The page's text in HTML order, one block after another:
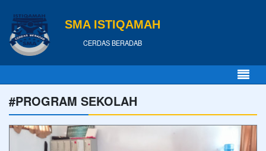
SMA ISTIQAMAH
CERDAS BERADAB
#PROGRAM SEKOLAH